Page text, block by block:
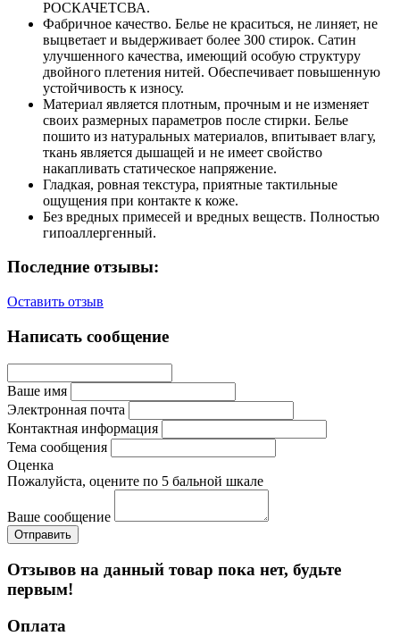
РОСКАЧЕТСВА.
Фабричное качество. Белье не краситься, не линяет, не
выцветает и выдерживает более 300 стирок. Сатин
улучшенного качества, имеющий особую структуру
двойного плетения нитей. Обеспечивает повышенную
устойчивость к износу.
Материал является плотным, прочным и не изменяет
своих размерных параметров после стирки. Белье
пошито из натуральных материалов, впитывает влагу,
ткань является дышащей и не имеет свойство
накапливать статическое напряжение.
Гладкая, ровная текстура, приятные тактильные
ощущения при контакте к коже.
Без вредных примесей и вредных веществ. Полностью
гипоаллергенный.
Последние отзывы:
Оставить отзыв
Написать сообщение
Ваше имя
Электронная почта
Контактная информация
Тема сообщения
Оценка
Пожалуйста, оцените по 5 бальной шкале
Ваше сообщение
Отзывов на данный товар пока нет, будьте
первым!
Оплата